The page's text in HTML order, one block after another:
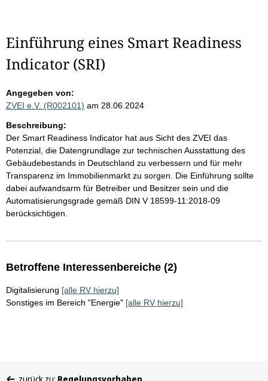
Einführung eines Smart Readiness
Indicator (SRI)
Angegeben von:
ZVEI e.V. (R002101) am 28.06.2024
Beschreibung:
Der Smart Readiness Indicator hat aus Sicht des ZVEI das
Potenzial, die Datengrundlage zur technischen Ausstattung des
Gebäudebestands in Deutschland zu verbessern und für mehr
Transparenz im Immobilienmarkt zu sorgen. Die Einführung sollte
dabei aufwandsarm für Betreiber und Besitzer sein und die
Automatisierungsgrade gemäß DIN V 18599-11:2018-09
berücksichtigen.
Betroffene Interessenbereiche (2)
Digitalisierung [alle RV hierzu]
Sonstiges im Bereich "Energie" [alle RV hierzu]